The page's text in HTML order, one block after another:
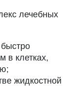
лечебных
в клетках,
жидкостной